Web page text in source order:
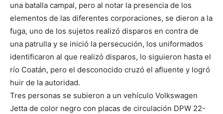
una batalla campal, pero al notar la presencia de los
elementos de las diferentes corporaciones, se dieron a la
fuga, uno de los sujetos realizó disparos en contra de
una patrulla y se inició la persecución, los uniformados
identificaron al que realizó disparos, lo siguieron hasta el
río Coatán, pero el desconocido cruzó el afluente y logró
huir de la autoridad.
Tres personas se subieron a un vehículo Volkswagen
Jetta de color negro con placas de circulación DPW 22-